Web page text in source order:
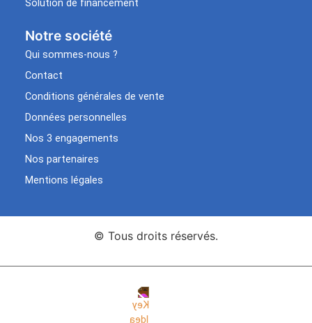
Solution de financement
Notre société
Qui sommes-nous ?
Contact
Conditions générales de vente
Données personnelles
Nos 3 engagements
Nos partenaires
Mentions légales
© Tous droits réservés.